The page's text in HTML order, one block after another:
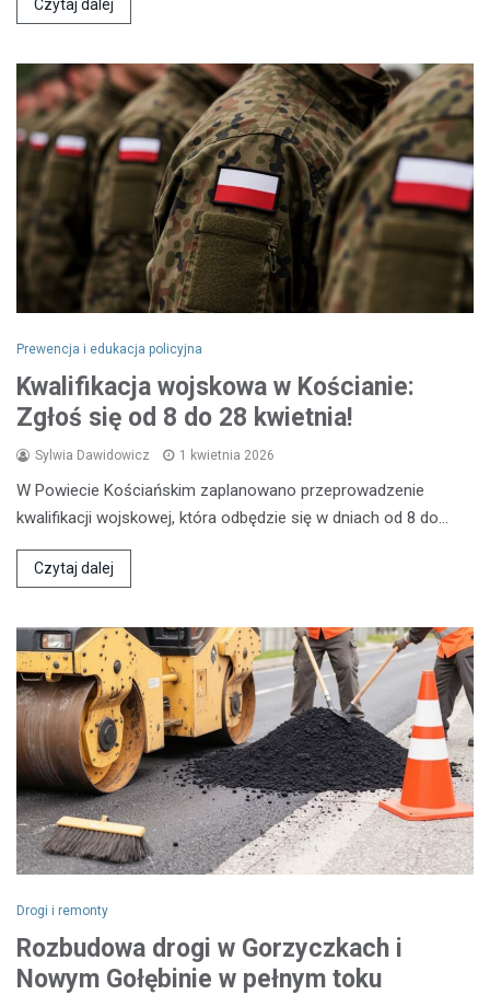
Czytaj dalej
Prewencja i edukacja policyjna
Kwalifikacja wojskowa w Kościanie:
Zgłoś się od 8 do 28 kwietnia!
Sylwia Dawidowicz 1 kwietnia 2026
W Powiecie Kościańskim zaplanowano przeprowadzenie
kwalifikacji wojskowej, która odbędzie się w dniach od 8 do…
Czytaj dalej
Drogi i remonty
Rozbudowa drogi w Gorzyczkach i
Nowym Gołębinie w pełnym toku